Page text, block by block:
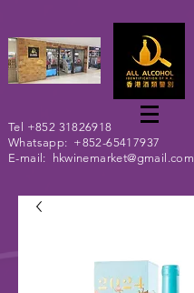
Tel +852 31826918
Whatsapp: +852-65417937
E-mail: hkwinemarket@gmail.com